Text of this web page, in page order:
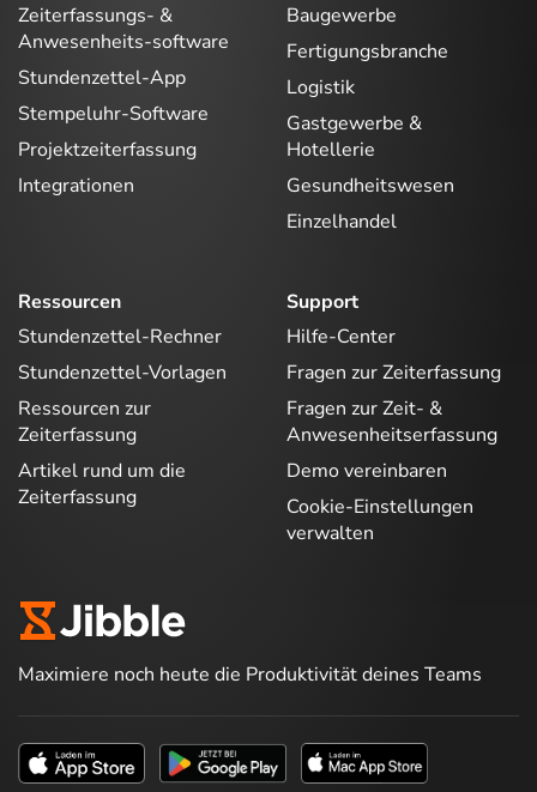
Zeiterfassungs- &
Anwesenheits-software
Stundenzettel-App
Stempeluhr-Software
Projektzeiterfassung
Integrationen
Baugewerbe
Fertigungsbranche
Logistik
Gastgewerbe &
Hotellerie
Gesundheitswesen
Einzelhandel
Ressourcen
Stundenzettel-Rechner
Stundenzettel-Vorlagen
Ressourcen zur
Zeiterfassung
Artikel rund um die
Zeiterfassung
Support
Hilfe-Center
Fragen zur Zeiterfassung
Fragen zur Zeit- &
Anwesenheitserfassung
Demo vereinbaren
Cookie-Einstellungen
verwalten
Maximiere noch heute die Produktivität deines Teams